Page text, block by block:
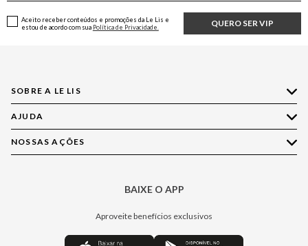
QUERO SER VIP
Aceito receber conteúdos e promoções da Le Lis e
estou de acordo com sua Política de Privacidade.
SOBRE A LE LIS
Quem Somos
Nossas Lojas
Política de Privacidade
AJUDA
Compre pelo WhatsApp
Central de Relacionamento
NOSSAS AÇÕES
BAIXE O APP
Aproveite benefícios exclusivos